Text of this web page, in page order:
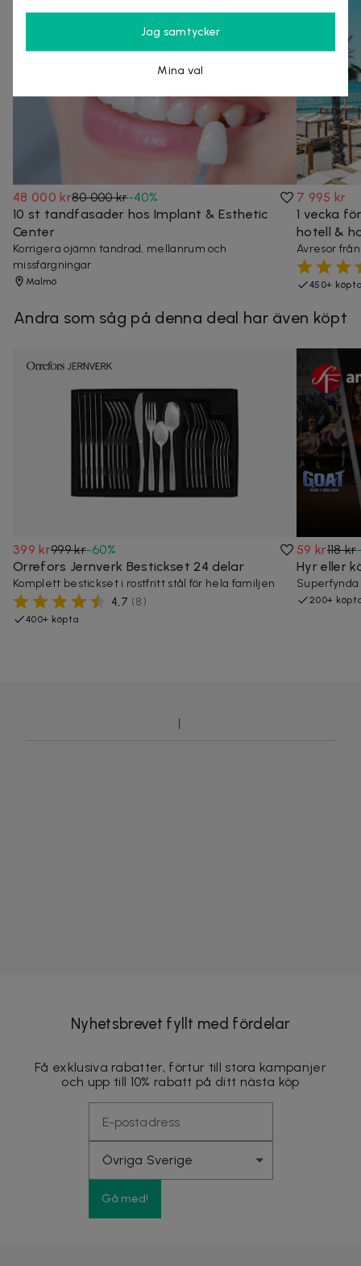
48 000 kr80 000 kr-40%
10 st tandfasader hos Implant & Esthetic
Center
Korrigera ojämn tandrad, mellanrum och
missfärgningar
Malmö
7 995 kr
1 vecka
hotell &
Avresor
450+
Andra som såg på denna deal har även köpt
399 kr999 kr-60%
Orrefors Jernverk Bestickset 24 delar
Komplett bestickset i rostfritt stål för hela familjen
4,7 (8)
400+ köpta
59 kr118 kr
Hyr eller
Superfynda
200+
Nyhetsbrevet fyllt med fördelar
Få exklusiva rabatter, förtur till stora kampanjer
och upp till 10% rabatt på ditt nästa köp
Gå med!
Jag samtycker
Mina val